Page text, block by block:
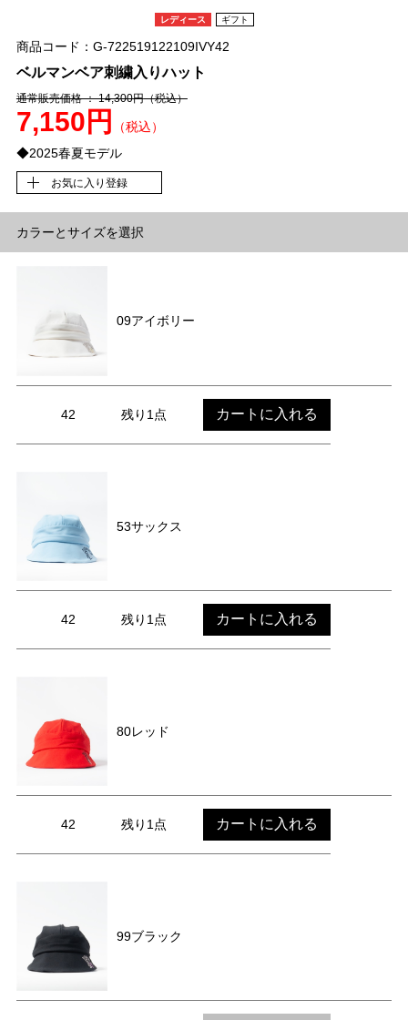
レディース ギフト
商品コード：G-722519122109IVY42
ベルマンベア刺繍入りハット
通常販売価格 ： 14,300円（税込）
7,150円
（税込）
◆2025春夏モデル
お気に入り登録
カラーとサイズを選択
09アイボリー
42 残り1点 カートに入れる
53サックス
42 残り1点 カートに入れる
80レッド
42 残り1点 カートに入れる
99ブラック